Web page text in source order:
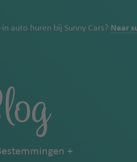
in auto huren bij Sunny Cars? Naar